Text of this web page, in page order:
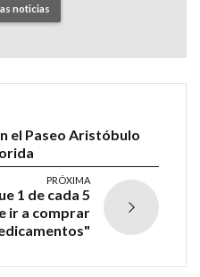
noticias
el Paseo Aristóbulo
PRÓXIMA
1 de cada 5
ir a comprar